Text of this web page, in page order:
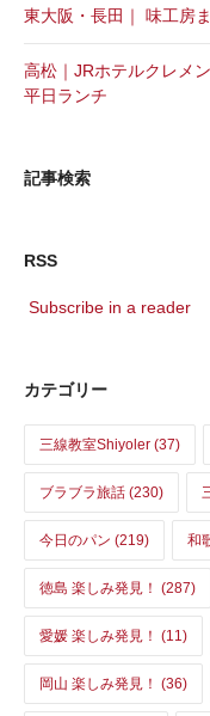
東大阪・長田｜ 味工房
高松｜JRホテルクレメ
平日ランチ
記事検索
RSS
Subscribe in a reader
カテゴリー
三線教室Shiyoler (37)
ブラブラ旅話 (230)
今日のパン (219) 和
徳島 楽しみ発見！ (287)
愛媛 楽しみ発見！ (11)
岡山 楽しみ発見！ (36)